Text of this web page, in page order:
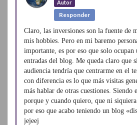
Autor
Responder
Claro, las inversiones son la fuente de
mis hobbies. Pero en mi baremo
importante, es por eso que solo ocupan
entradas del blog. Me queda claro que
audiencia tendría que centrarme en el
con diferencia es lo que más visitas
más hablar de otras cuestiones. Siendo
porque y cuando quiero, que ni
por eso que acabo teniendo un blog
jejeej